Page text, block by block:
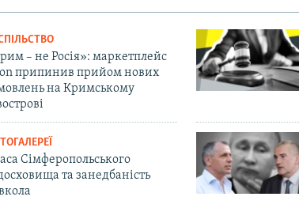
– не Росія»: маркетплейс
припинив прийом нових
на Кримському
Сімферопольського
та занедбаність